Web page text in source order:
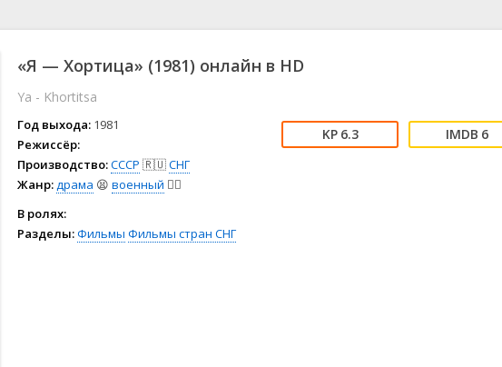
🕺 Мюзикл
👨‍💼 Новости
👨‍💻 Реальное тв
🎤 Ток-шоу
😱 Ужасы
🧙‍♀️ Фантастика
🤠 Фильм-нуар
🧝‍♂️ Фэнтези
🏅 Церемония
«Я — Хортица» (1981) онлайн в HD
Ya - Khortitsa
Год выхода: 1981
Режиссёр:
Производство:СССР 🇷🇺СНГ
Жанр:драма 😫 военный 👨‍✈️
6.3 6
В ролях:
Разделы:Фильмы Фильмы стран СНГ